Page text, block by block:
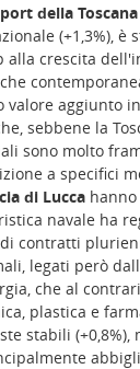
della
(+1,3%), è
crescita
valore aggiunto
sebbene la
sono molto
a specifici
di Luccahanno
navale ha
contratti
legati però
che al
plastica e
stabili